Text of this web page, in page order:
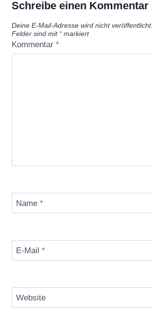
e
a
o
Y
b
a
Schreibe einen Kommentar
Deine E-Mail-Adresse wird nicht veröffentlicht.
Felder sind mit *markiert
Kommentar *
Name *
E-Mail *
Website